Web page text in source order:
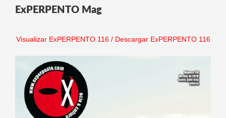
ExPERPENTO Mag
Visualizar ExPERPENTO 116/ Descargar ExPERPENTO 116